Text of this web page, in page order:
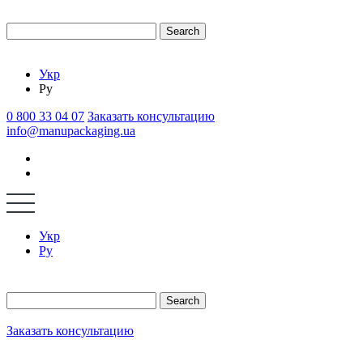
Search
Укр
Ру
0 800 33 04 07 Заказать консультацию
info@manupackaging.ua
Укр
Ру
Search
Заказать консультацию